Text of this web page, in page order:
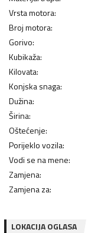
Vrsta motora:
Broj motora:
Gorivo:
Kubikaža:
Kilovata:
Konjska snaga:
Dužina:
Širina:
Oštećenje:
Porijeklo vozila:
Vodi se na mene:
Zamjena:
Zamjena za:
LOKACIJA OGLASA